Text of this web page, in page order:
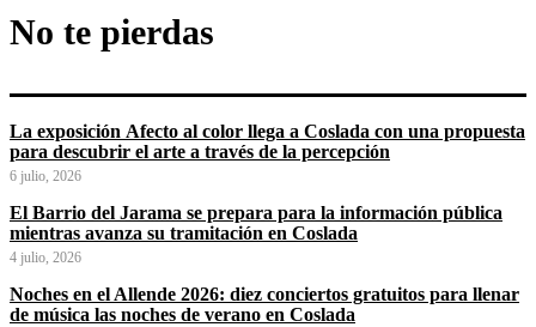
No te pierdas
La exposición Afecto al color llega a Coslada con una propuesta
para descubrir el arte a través de la percepción
6 julio, 2026
El Barrio del Jarama se prepara para la información pública
mientras avanza su tramitación en Coslada
4 julio, 2026
Noches en el Allende 2026: diez conciertos gratuitos para llenar
de música las noches de verano en Coslada